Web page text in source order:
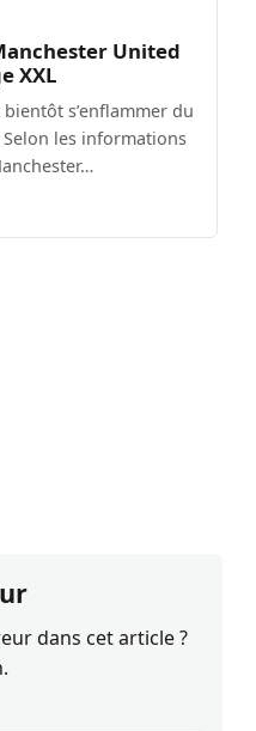
United
XXL
s’enflammer du
les informations
dans cet article ?